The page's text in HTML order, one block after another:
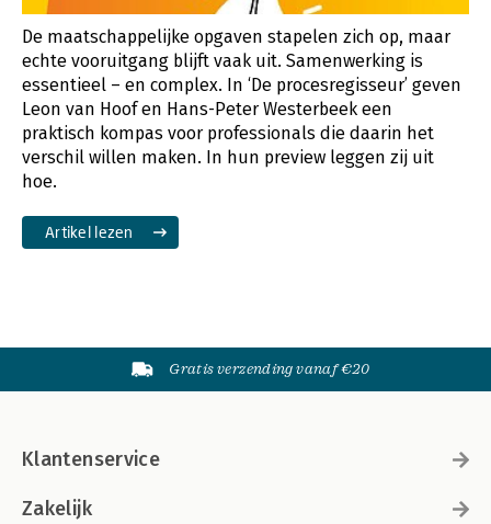
De maatschappelijke opgaven stapelen zich op, maar
echte vooruitgang blijft vaak uit. Samenwerking is
essentieel – en complex. In ‘De procesregisseur’ geven
Leon van Hoof en Hans-Peter Westerbeek een
praktisch kompas voor professionals die daarin het
verschil willen maken. In hun preview leggen zij uit
hoe.
Artikel lezen
Gratis verzending vanaf €20
Klantenservice
Zakelijk